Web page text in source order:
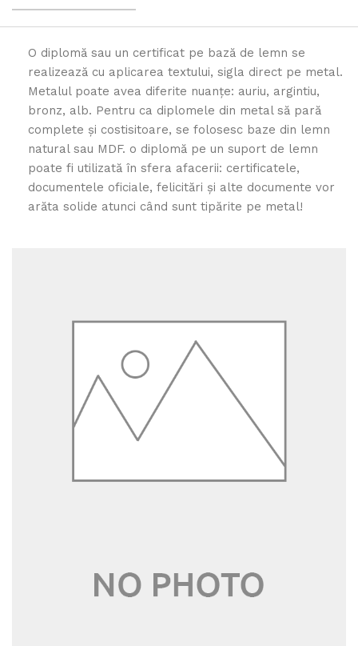
O diplomă sau un certificat pe bază de lemn se
realizează cu aplicarea textului, sigla direct pe metal.
Metalul poate avea diferite nuanțe: auriu, argintiu,
bronz, alb. Pentru ca diplomele din metal să pară
complete și costisitoare, se folosesc baze din lemn
natural sau MDF. o diplomă pe un suport de lemn
poate fi utilizată în sfera afacerii: certificatele,
documentele oficiale, felicitări și alte documente vor
arăta solide atunci când sunt tipărite pe metal!